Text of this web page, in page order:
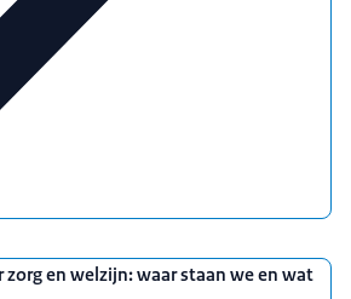
zorg en welzijn: waar staan we en wat